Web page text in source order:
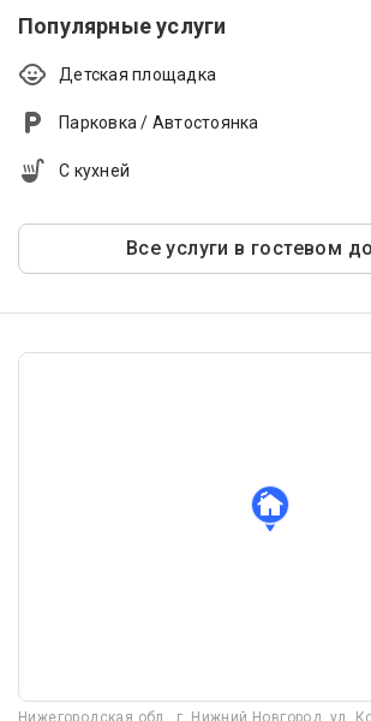
Популярные услуги
Детская площадка
Парковка / Автостоянка
С кухней
Все услуги в гостевом